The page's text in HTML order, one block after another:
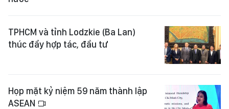
TPHCM và tỉnh Lodzkie (Ba Lan)
thúc đẩy hợp tác, đầu tư
Họp mặt kỷ niệm 59 năm thành lập
ASEAN